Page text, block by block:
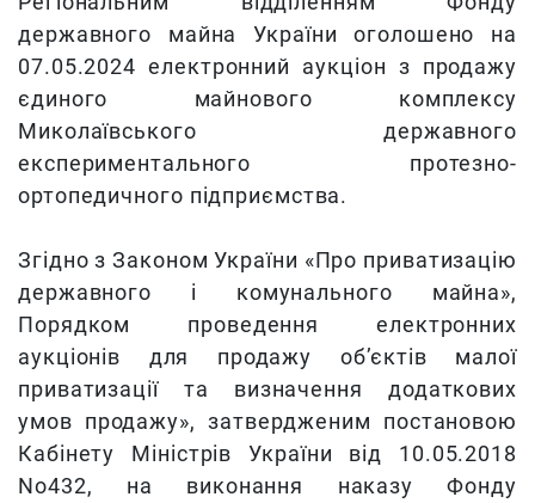
державного майна України оголошено на
07.05.2024 електронний аукціон з продажу
єдиного майнового комплексу
Миколаївського державного
експериментального протезно-
ортопедичного підприємства.
Згідно з Законом України «Про приватизацію
державного і комунального майна»,
Порядком проведення електронних
аукціонів для продажу об’єктів малої
приватизації та визначення додаткових
умов продажу», затвердженим постановою
Кабінету Міністрів України від 10.05.2018
No432, на виконання наказу Фонду